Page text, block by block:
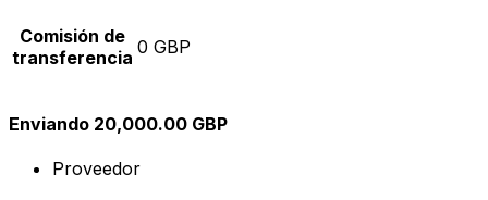
Comisión de
transferencia 0 GBP
Enviando 20,000.00 GBP
Proveedor